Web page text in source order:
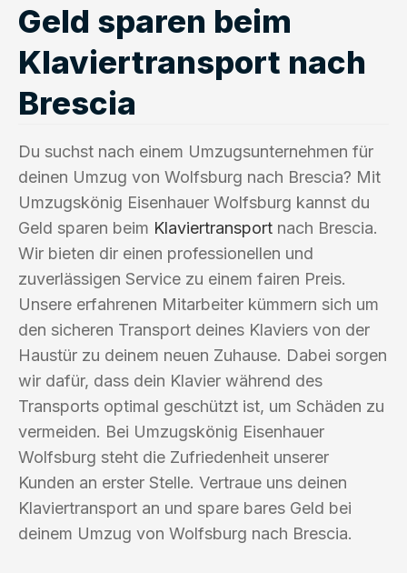
Geld sparen beim
Klaviertransport nach
Brescia
Du suchst nach einem Umzugsunternehmen für
deinen Umzug von Wolfsburg nach Brescia? Mit
Umzugskönig Eisenhauer Wolfsburg kannst du
Geld sparen beim Klaviertransport nach Brescia.
Wir bieten dir einen professionellen und
zuverlässigen Service zu einem fairen Preis.
Unsere erfahrenen Mitarbeiter kümmern sich um
den sicheren Transport deines Klaviers von der
Haustür zu deinem neuen Zuhause. Dabei sorgen
wir dafür, dass dein Klavier während des
Transports optimal geschützt ist, um Schäden zu
vermeiden. Bei Umzugskönig Eisenhauer
Wolfsburg steht die Zufriedenheit unserer
Kunden an erster Stelle. Vertraue uns deinen
Klaviertransport an und spare bares Geld bei
deinem Umzug von Wolfsburg nach Brescia.